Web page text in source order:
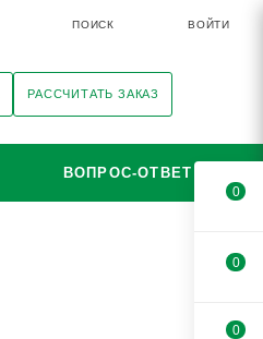
ПОИСК ВОЙТИ
РАССЧИТАТЬ ЗАКАЗ
ВОПРОС-ОТВЕТ
0
0
0